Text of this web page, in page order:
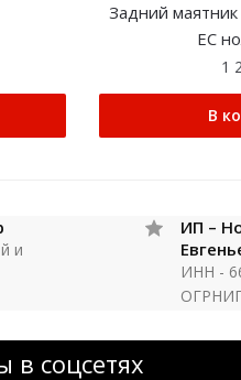
Задний маятник
ЕС
1
В
и
ИП –
ИНН -
в соцсетях